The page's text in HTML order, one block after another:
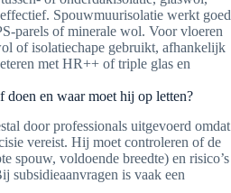
Spouwmuurisolatie werkt goed
parels of minerale wol. Voor vloeren
of isolatiechape gebruikt, afhankelijk
met HR++ of triple glas en
en waar moet hij op letten?
door professionals uitgevoerd omdat
vereist. Hij moet controleren of de
spouw, voldoende breedte) en risico’s
subsidieaanvragen is vaak een